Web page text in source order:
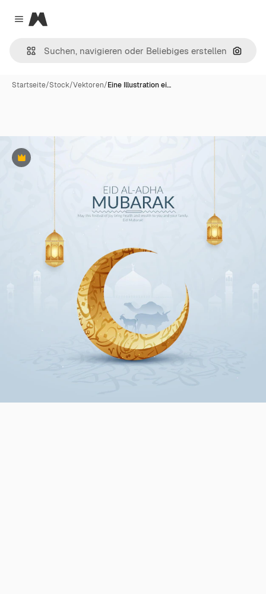
Close menu
Magnific
Nach
Startseite/Stock/Vektoren/Eine Illustration ei…
Premium